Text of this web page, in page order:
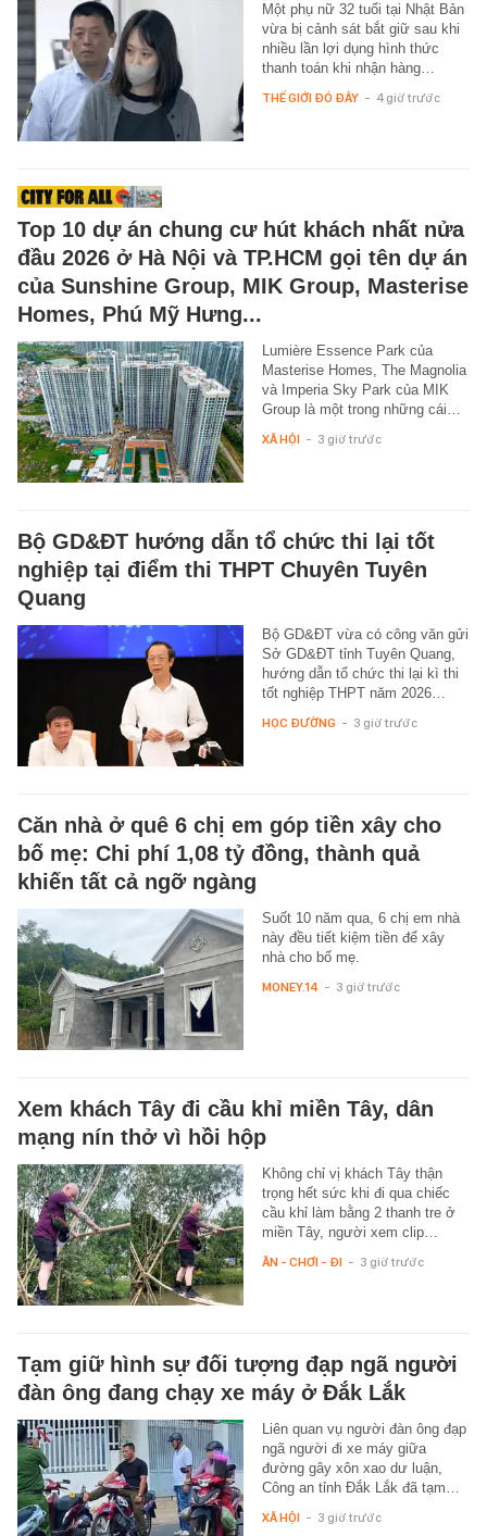
Một phụ nữ 32 tuổi tại Nhật Bản
vừa bị cảnh sát bắt giữ sau khi
nhiều lần lợi dụng hình thức
thanh toán khi nhận hàng…
THẾ GIỚI ĐÓ ĐÂY - 4 giờ trước
Top 10 dự án chung cư hút khách nhất nửa
đầu 2026 ở Hà Nội và TP.HCM gọi tên dự án
của Sunshine Group, MIK Group, Masterise
Homes, Phú Mỹ Hưng...
Lumière Essence Park của
Masterise Homes, The Magnolia
và Imperia Sky Park của MIK
Group là một trong những cái…
XÃ HỘI - 3 giờ trước
Bộ GD&ĐT hướng dẫn tổ chức thi lại tốt
nghiệp tại điểm thi THPT Chuyên Tuyên
Quang
Bộ GD&ĐT vừa có công văn gửi
Sở GD&ĐT tỉnh Tuyên Quang,
hướng dẫn tổ chức thi lại kì thi
tốt nghiệp THPT năm 2026…
HỌC ĐƯỜNG - 3 giờ trước
Căn nhà ở quê 6 chị em góp tiền xây cho
bố mẹ: Chi phí 1,08 tỷ đồng, thành quả
khiến tất cả ngỡ ngàng
Suốt 10 năm qua, 6 chị em nhà
này đều tiết kiệm tiền để xây
nhà cho bố mẹ.
MONEY.14 - 3 giờ trước
Xem khách Tây đi cầu khỉ miền Tây, dân
mạng nín thở vì hồi hộp
Không chỉ vị khách Tây thận
trọng hết sức khi đi qua chiếc
cầu khỉ làm bằng 2 thanh tre ở
miền Tây, người xem clip…
ĂN - CHƠI - ĐI - 3 giờ trước
Tạm giữ hình sự đối tượng đạp ngã người
đàn ông đang chạy xe máy ở Đắk Lắk
Liên quan vụ người đàn ông đạp
ngã người đi xe máy giữa
đường gây xôn xao dư luận,
Công an tỉnh Đắk Lắk đã tạm…
XÃ HỘI - 3 giờ trước